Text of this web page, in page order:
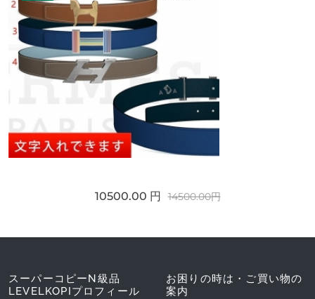
10500.00 円 14500.00円
スーパーコピーN級品
LEVELKOPIプロフィール
お困りの時は・ご買い物の
案内